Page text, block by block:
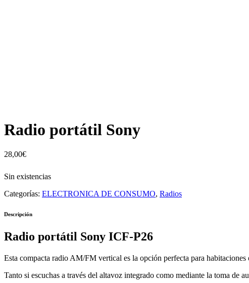
Radio portátil Sony
28,00€
Sin existencias
Categorías: ELECTRONICA DE CONSUMO, Radios
Descripción
Radio portátil Sony ICF-P26
Esta compacta radio AM/FM vertical es la opción perfecta para
Tanto si escuchas a través del altavoz integrado como mediante la toma de